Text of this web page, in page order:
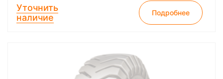
Уточнить
наличие
Подробнее